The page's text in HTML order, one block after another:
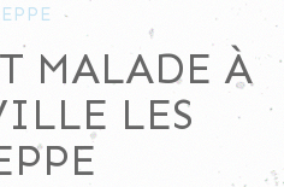
MALADE À
LES